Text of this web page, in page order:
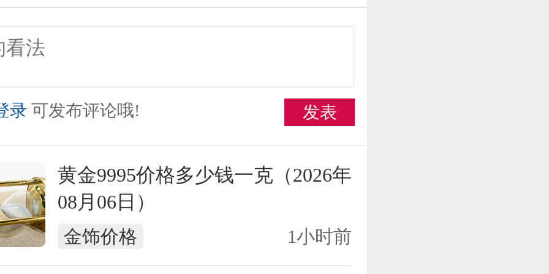
录 可发布评论哦! 发表
黄金9995价格多少钱一克（2026年
08月06日）
金饰价格 1小时前